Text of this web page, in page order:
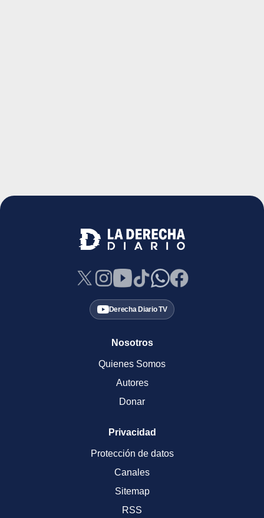
Derecha Diario TV
Nosotros
Quienes Somos
Autores
Donar
Privacidad
Protección de datos
Canales
Sitemap
RSS